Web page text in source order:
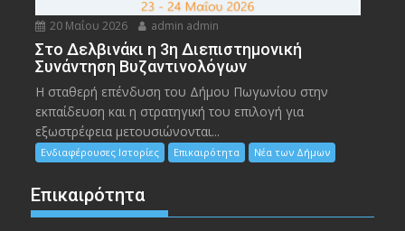
20 Μαΐου 2026 admin admin
Στο Δελβινάκι η 3η Διεπιστημονική
Συνάντηση Βυζαντινολόγων
Η σταθερή επένδυση του Δήμου Πωγωνίου στην
εκπαίδευση και η στρατηγική του επιλογή για
εξωστρέφεια μετουσιώνονται...
Ενδιαφέρουσες Ιστορίες Επικαιρότητα Νέα των Δήμων
Επικαιρότητα